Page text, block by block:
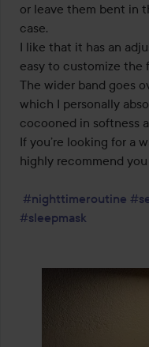
or leave them bent in
case.
I like that it has an
easy to customize the
The wider band goes
which I personally
cocooned in softness
If you’re looking for a
highly recommend
#nighttimeroutine
#sleepmask